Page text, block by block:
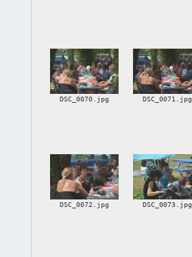
DSC_0070.jpg DSC_0071.jpg
DSC_0072.jpg DSC_0073.jpg